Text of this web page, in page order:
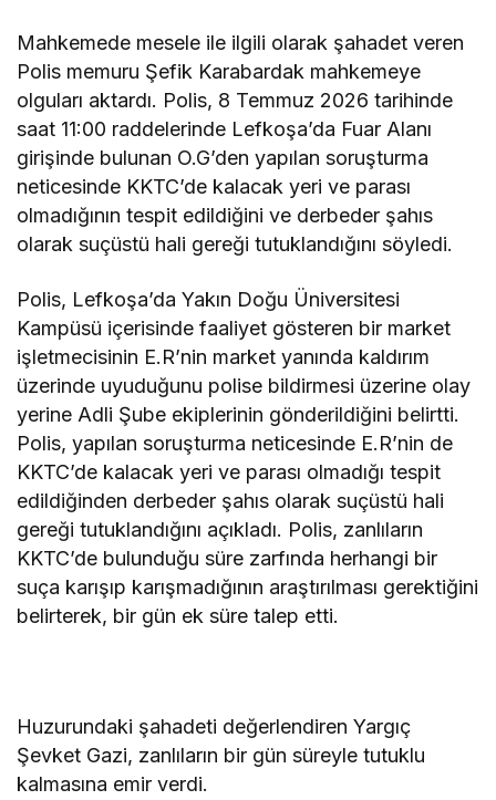
Mahkemede mesele ile ilgili olarak şahadet veren
Polis memuru Şefik Karabardak mahkemeye
olguları aktardı. Polis, 8 Temmuz 2026 tarihinde
saat 11:00 raddelerinde Lefkoşa’da Fuar Alanı
girişinde bulunan O.G’den yapılan soruşturma
neticesinde KKTC’de kalacak yeri ve parası
olmadığının tespit edildiğini ve derbeder şahıs
olarak suçüstü hali gereği tutuklandığını söyledi.
Polis, Lefkoşa’da Yakın Doğu Üniversitesi
Kampüsü içerisinde faaliyet gösteren bir market
işletmecisinin E.R’nin market yanında kaldırım
üzerinde uyuduğunu polise bildirmesi üzerine olay
yerine Adli Şube ekiplerinin gönderildiğini belirtti.
Polis, yapılan soruşturma neticesinde E.R’nin de
KKTC’de kalacak yeri ve parası olmadığı tespit
edildiğinden derbeder şahıs olarak suçüstü hali
gereği tutuklandığını açıkladı. Polis, zanlıların
KKTC’de bulunduğu süre zarfında herhangi bir
suça karışıp karışmadığının araştırılması gerektiğini
belirterek, bir gün ek süre talep etti.
Huzurundaki şahadeti değerlendiren Yargıç
Şevket Gazi, zanlıların bir gün süreyle tutuklu
kalmasına emir verdi.